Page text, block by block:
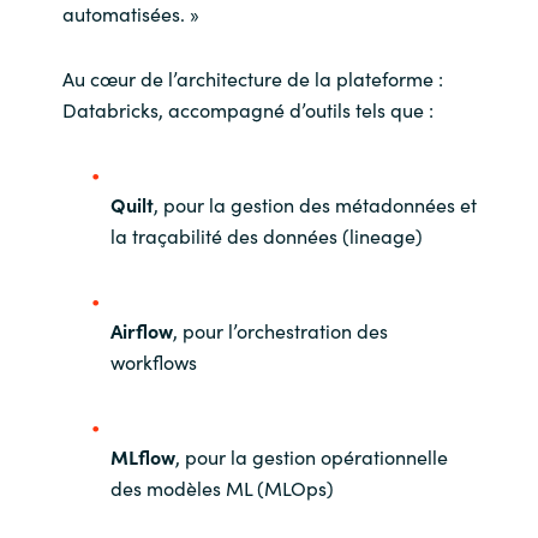
automatisées. »
Au cœur de l’architecture de la plateforme :
Databricks, accompagné d’outils tels que :
Quilt, pour la gestion des métadonnées et
la traçabilité des données (lineage)
Airflow, pour l’orchestration des
workflows
MLflow, pour la gestion opérationnelle
des modèles ML (MLOps)